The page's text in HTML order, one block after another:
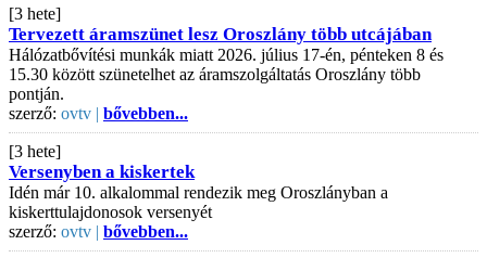
[3 hete]
Tervezett áramszünet lesz Oroszlány több utcájában
Hálózatbővítési munkák miatt 2026. július 17-én, pénteken 8 és
15.30 között szünetelhet az áramszolgáltatás Oroszlány több
pontján.
szerző: ovtv | bővebben...
[3 hete]
Versenyben a kiskertek
Idén már 10. alkalommal rendezik meg Oroszlányban a
kiskerttulajdonosok versenyét
szerző: ovtv | bővebben...